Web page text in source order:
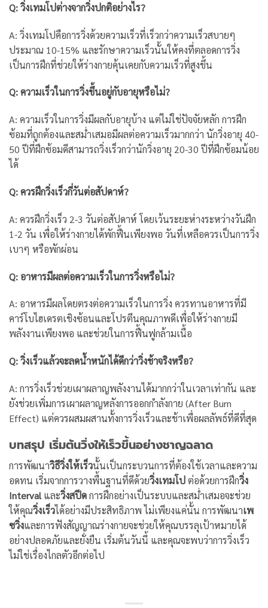
Q: วิ่งเทมโปต่างจากวิ่งปกติอย่างไร?
A: วิ่งเทมโปคือการวิ่งด้วยความเร็วที่เร็วกว่าความเร็วสบายๆ
ประมาณ 10-15% และรักษาความเร็วนั้นให้คงที่ตลอดการวิ่ง
เป็นการฝึกที่ช่วยให้ร่างกายคุ้นเคยกับความเร็วที่สูงขึ้น
Q: ความเร็วในการวิ่งขึ้นอยู่กับอายุหรือไม่?
A: ความเร็วในการวิ่งมีผลกับอายุบ้าง แต่ไม่ใช่ปัจจัยหลัก การฝึก
ซ้อมที่ถูกต้องและสม่ำเสมอมีผลต่อความเร็วมากกว่า นักวิ่งอายุ 40-
50 ปีที่ฝึกซ้อมดีสามารถวิ่งเร็วกว่านักวิ่งอายุ 20-30 ปีที่ฝึกซ้อมน้อย
ได้
Q: ควรฝึกวิ่งเร็วกี่วันต่อสัปดาห์?
A: ควรฝึกวิ่งเร็ว 2-3 วันต่อสัปดาห์ โดยเว้นระยะห่างระหว่างวันฝึก
1-2 วัน เพื่อให้ร่างกายได้พักฟื้นเพียงพอ วันที่เหลือควรเป็นการวิ่ง
เบาๆ หรือพักผ่อน
Q: อาหารมีผลต่อความเร็วในการวิ่งหรือไม่?
A: อาหารมีผลโดยตรงต่อความเร็วในการวิ่ง ควรทานอาหารที่มี
คาร์โบไฮเดรตเชิงซ้อนและโปรตีนคุณภาพดีเพื่อให้ร่างกายมี
พลังงานเพียงพอ และช่วยในการฟื้นฟูกล้ามเนื้อ
Q: วิ่งเร็วแล้วจะลดน้ำหนักได้ดีกว่าวิ่งช้าจริงหรือ?
A: การวิ่งเร็วช่วยเผาผลาญพลังงานได้มากกว่าในเวลาเท่ากัน และ
ยังช่วยเพิ่มการเผาผลาญหลังการออกกำลังกาย (After Burn
Effect) แต่ควรผสมผสานทั้งการวิ่งเร็วและช้าเพื่อผลลัพธ์ที่ดีที่สุด
บทสรุป เริ่มต้นวิ่งให้เร็วขึ้นอย่างชาญฉลาด
การพัฒนาวิธีวิ่งให้เร็วนั้นเป็นกระบวนการที่ต้องใช้เวลาและความ
อดทน เริ่มจากการวางพื้นฐานที่ดีด้วยวิ่งเทมโปต่อด้วยการฝึกวิ่ง
Intervalและวิ่งสปีดการฝึกอย่างเป็นระบบและสม่ำเสมอจะช่วย
ให้คุณวิ่งเร็วได้อย่างมีประสิทธิภาพ ไม่เพียงแค่นั้น การพัฒนาเพ
ซวิ่งและการฟังสัญญาณร่างกายจะช่วยให้คุณบรรลุเป้าหมายได้
อย่างปลอดภัยและยั่งยืน เริ่มต้นวันนี้ และคุณจะพบว่าการวิ่งเร็ว
ไม่ใช่เรื่องไกลตัวอีกต่อไป